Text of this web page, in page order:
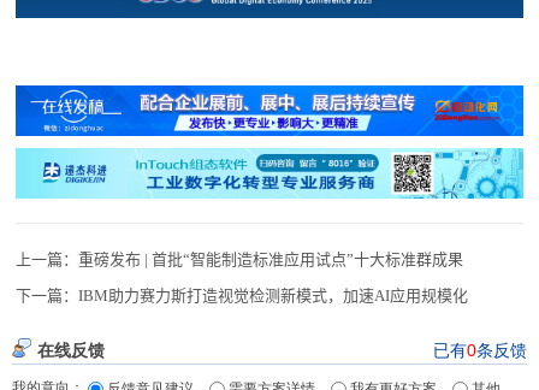
上一篇：重磅发布 | 首批“智能制造标准应用试点”十大标准群成果
下一篇：IBM助力赛力斯打造视觉检测新模式，加速AI应用规模化